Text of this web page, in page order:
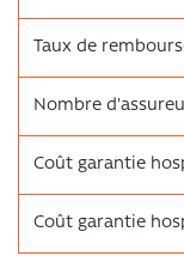
Taux de
Nombre
Coût garantie
Coût garantie